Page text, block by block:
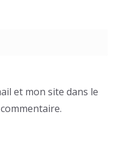
et mon site dans le